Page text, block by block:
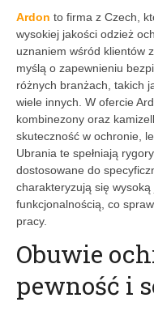
Ardon to firma z Czech,
wysokiej jakości odzież
uznaniem wśród klientów
myślą o zapewnieniu
różnych branżach, takich
wiele innych. W ofercie
kombinezony oraz
skuteczność w ochronie,
Ubrania te spełniają
dostosowane do
charakteryzują się wysoką
funkcjonalnością, co
pracy.
Obuwie
pewność i